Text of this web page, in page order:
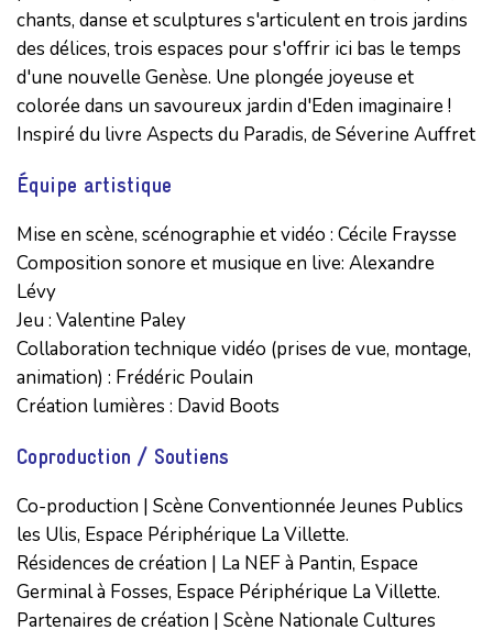
chants, danse et sculptures s'articulent en trois jardins
des délices, trois espaces pour s'offrir ici bas le temps
d'une nouvelle Genèse. Une plongée joyeuse et
colorée dans un savoureux jardin d'Eden imaginaire !
Inspiré du livre Aspects du Paradis, de Séverine Auffret
Équipe artistique
Mise en scène, scénographie et vidéo : Cécile Fraysse
Composition sonore et musique en live: Alexandre
Lévy
Jeu : Valentine Paley
Collaboration technique vidéo (prises de vue, montage,
animation) : Frédéric Poulain
Création lumières : David Boots
Coproduction / Soutiens
Co-production | Scène Conventionnée Jeunes Publics
les Ulis, Espace Périphérique La Villette.
Résidences de création | La NEF à Pantin, Espace
Germinal à Fosses, Espace Périphérique La Villette.
Partenaires de création | Scène Nationale Cultures